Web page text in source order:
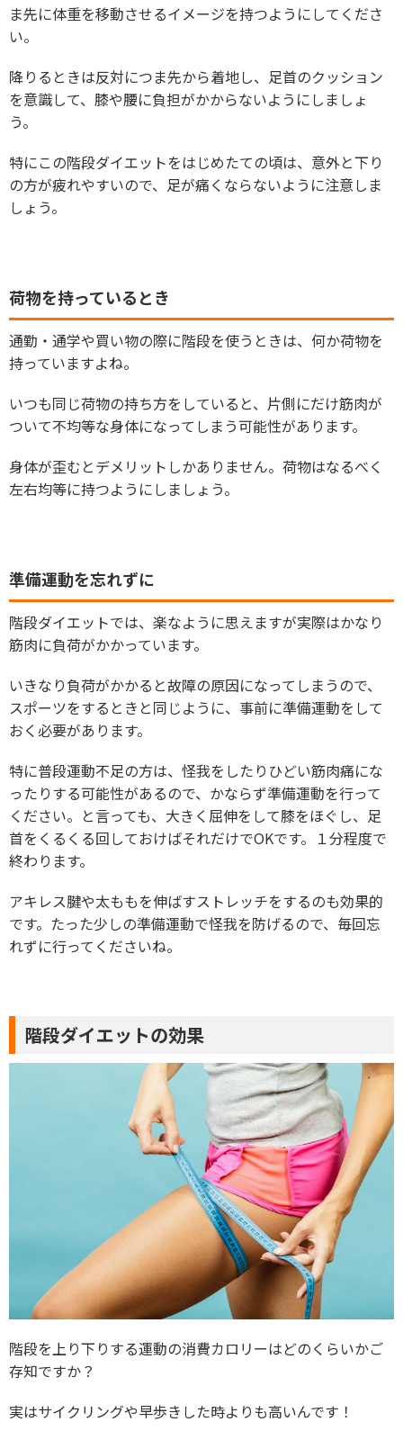
ま先に体重を移動させるイメージを持つようにしてくださ
い。
降りるときは反対につま先から着地し、足首のクッション
を意識して、膝や腰に負担がかからないようにしましょ
う。
特にこの階段ダイエットをはじめたての頃は、意外と下り
の方が疲れやすいので、足が痛くならないように注意しま
しょう。
荷物を持っているとき
通勤・通学や買い物の際に階段を使うときは、何か荷物を
持っていますよね。
いつも同じ荷物の持ち方をしていると、片側にだけ筋肉が
ついて不均等な身体になってしまう可能性があります。
身体が歪むとデメリットしかありません。荷物はなるべく
左右均等に持つようにしましょう。
準備運動を忘れずに
階段ダイエットでは、楽なように思えますが実際はかなり
筋肉に負荷がかかっています。
いきなり負荷がかかると故障の原因になってしまうので、
スポーツをするときと同じように、事前に準備運動をして
おく必要があります。
特に普段運動不足の方は、怪我をしたりひどい筋肉痛にな
ったりする可能性があるので、かならず準備運動を行って
ください。と言っても、大きく屈伸をして膝をほぐし、足
首をくるくる回しておけばそれだけでOKです。１分程度で
終わります。
アキレス腱や太ももを伸ばすストレッチをするのも効果的
です。たった少しの準備運動で怪我を防げるので、毎回忘
れずに行ってくださいね。
階段ダイエットの効果
階段を上り下りする運動の消費カロリーはどのくらいかご
存知ですか？
実はサイクリングや早歩きした時よりも高いんです！